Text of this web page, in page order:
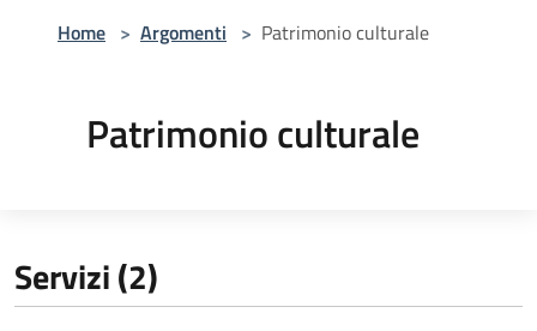
Home > Argomenti > Patrimonio culturale
Patrimonio culturale
Servizi (2)